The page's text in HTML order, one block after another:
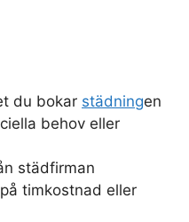
du bokar städningen
behov eller
städfirman
timkostnad eller